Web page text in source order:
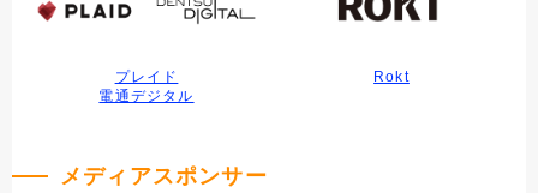
プレイド
電通デジタル
Rokt
メディアスポンサー